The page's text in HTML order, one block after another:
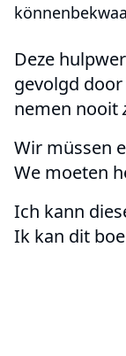
können
Deze
gevolgd
nemen nooit
Wir müssen
We moeten
Ich kann
Ik kan dit